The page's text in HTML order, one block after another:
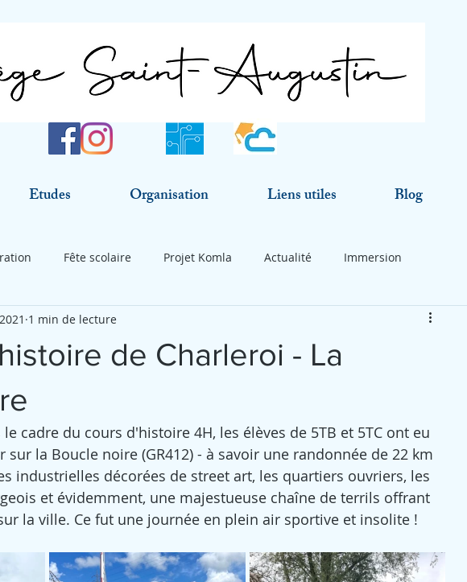
Etudes Organisation Liens utiles Blog
Fête scolaire Projet Komla Actualité Immersion
de Charleroi - La
1 min de lecture
cadre du cours d'histoire 4H, les élèves de 5TB et 5TC ont eu
sur la Boucle noire (GR412) - à savoir une randonnée de 22 km
industrielles décorées de street art, les quartiers ouvriers, les
et évidemment, une majestueuse chaîne de terrils offrant
la ville. Ce fut une journée en plein air sportive et insolite !